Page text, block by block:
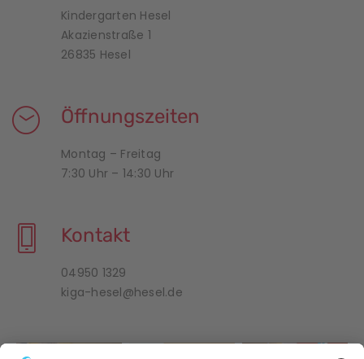
Kindergarten Hesel
Akazienstraße 1
26835 Hesel
Öffnungszeiten
Montag – Freitag
7:30 Uhr – 14:30 Uhr
Kontakt
04950 1329
kiga-hesel@hesel.de